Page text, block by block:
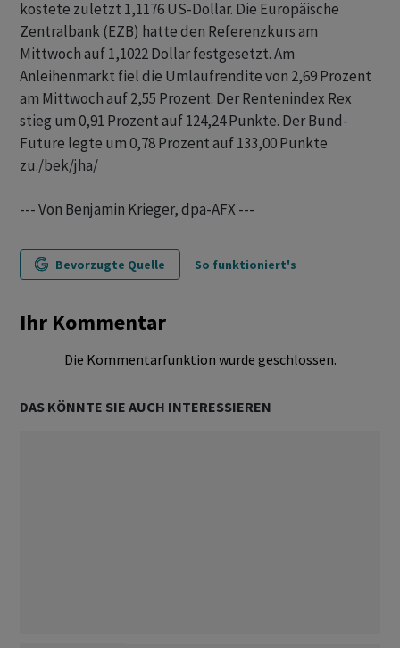
kostete zuletzt 1,1176 US-Dollar. Die Europäische
Zentralbank (EZB) hatte den Referenzkurs am
Mittwoch auf 1,1022 Dollar festgesetzt. Am
Anleihenmarkt fiel die Umlaufrendite von 2,69 Prozent
am Mittwoch auf 2,55 Prozent. Der Rentenindex Rex
stieg um 0,91 Prozent auf 124,24 Punkte. Der Bund-
Future legte um 0,78 Prozent auf 133,00 Punkte
zu./bek/jha/
--- Von Benjamin Krieger, dpa-AFX ---
Bevorzugte Quelle So funktioniert's
Ihr Kommentar
Die Kommentarfunktion wurde geschlossen.
DAS KÖNNTE SIE AUCH INTERESSIEREN